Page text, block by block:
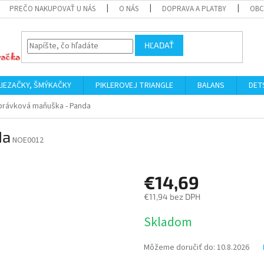
PREČO NAKUPOVAŤ U NÁS O NÁS DOPRAVA A PLATBY
HĽADAŤ
ŠMÝKAČKY PIKLEROVEJ TRIANGLE BALANS
maňuška - Panda
NOE0012
€14,69
€11,94 bez DPH
cena:
Skladom
Môžeme doručiť do: 10.8.2026